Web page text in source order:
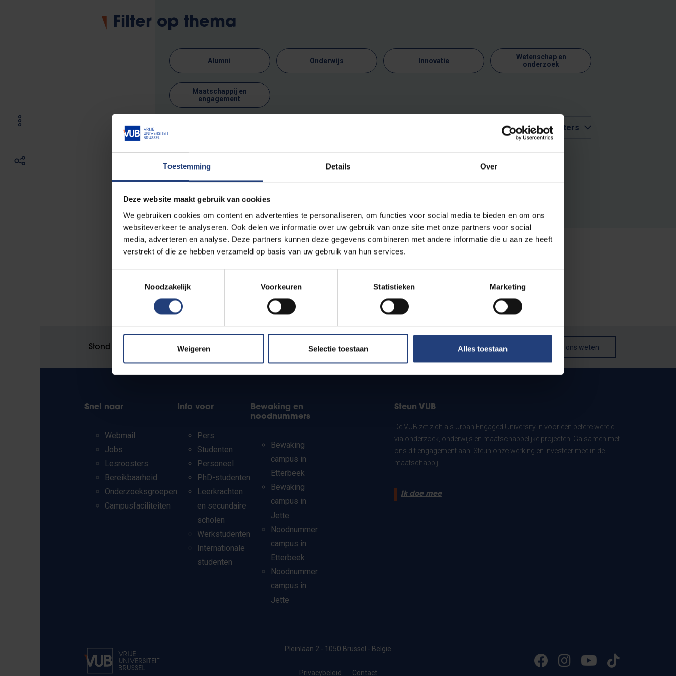
Toestemming Details Over
Deze website maakt gebruik van cookies
We gebruiken cookies om content en advertenties te personaliseren, om functies voor social media te bieden en om ons
websiteverkeer te analyseren. Ook delen we informatie over uw gebruik van onze site met onze partners voor social
media, adverteren en analyse. Deze partners kunnen deze gegevens combineren met andere informatie die u aan ze heeft
verstrekt of die ze hebben verzameld op basis van uw gebruik van hun services.
Noodzakelijk
Voorkeuren Statistieken Marketing
Weigeren Selectie toestaan Alles toestaan
Filter op thema
Alumni Onderwijs Innovatie
Wetenschap en
onderzoek
Maatschappij en
engagement
Meer filters
0 resultaten gevonden
Geen evenementen gevonden.
Stond er een fout op deze pagina? Laat het ons weten
Snel naar
Webmail
Jobs
Lesroosters
Bereikbaarheid
Onderzoeksgroepen
Campusfaciliteiten
Info voor
Pers
Studenten
Personeel
PhD-studenten
Leerkrachten
en secundaire
scholen
Werkstudenten
Internationale
studenten
Bewaking en
noodnummers
Bewaking
campus in
Etterbeek
Bewaking
campus in
Jette
Noodnummer
campus in
Etterbeek
Noodnummer
campus in
Jette
Steun VUB
De VUB zet zich als Urban Engaged University in voor een betere wereld
via onderzoek, onderwijs en maatschappelijke projecten. Ga samen met
ons dit engagement aan. Steun onze werking en investeer mee in de
maatschappij.
Ik doe mee
Pleinlaan 2 - 1050 Brussel - België
Privacybeleid Contact